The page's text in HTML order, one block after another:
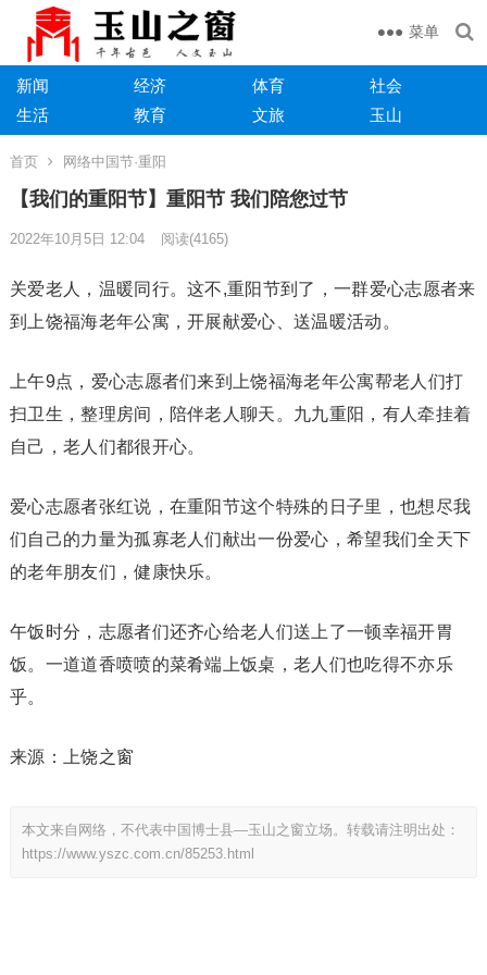
菜单
新闻 经济 体育
社会
生活
教育 文旅 玉山
首页 网络中国节·重阳
【我们的重阳节】重阳节 我们陪您过节
2022年10月5日 12:04 阅读(4165)
关爱老人，温暖同行。这不,重阳节到了，一群爱心志愿者来
到上饶福海老年公寓，开展献爱心、送温暖活动。
上午9点，爱心志愿者们来到上饶福海老年公寓帮老人们打
扫卫生，整理房间，陪伴老人聊天。九九重阳，有人牵挂着
自己，老人们都很开心。
爱心志愿者张红说，在重阳节这个特殊的日子里，也想尽我
们自己的力量为孤寡老人们献出一份爱心，希望我们全天下
的老年朋友们，健康快乐。
午饭时分，志愿者们还齐心给老人们送上了一顿幸福开胃
饭。一道道香喷喷的菜肴端上饭桌，老人们也吃得不亦乐
乎。
来源：上饶之窗
本文来自网络，不代表中国博士县—玉山之窗立场。转载请注明出处：
https://www.yszc.com.cn/85253.html